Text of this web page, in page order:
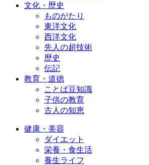
文化・歴史
ものがたり
東洋文化
西洋文化
先人の超技術
歴史
伝記
教育・道徳
ことば豆知識
子供の教育
古人の知恵
健康・美容
ダイエット
栄養・食生活
養生ライフ